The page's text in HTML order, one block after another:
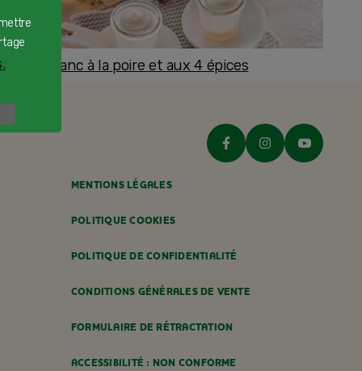
blanc à la poire et aux 4 épices
MENTIONS LÉGALES
POLITIQUE COOKIES
POLITIQUE DE CONFIDENTIALITÉ
CONDITIONS GÉNÉRALES DE VENTE
FORMULAIRE DE RÉTRACTATION
ACCESSIBILITÉ : NON CONFORME